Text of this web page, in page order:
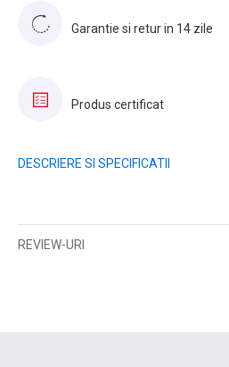
Garantie si retur in 14 zile
Produs certificat
DESCRIERE SI SPECIFICATII
REVIEW-URI